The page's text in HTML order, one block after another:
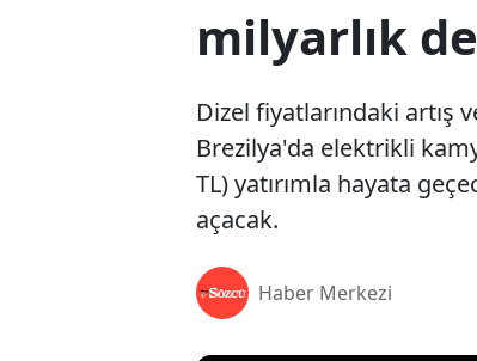
milyarlık
Dizel fiyatlarındaki artış
Brezilya'da elektrikli
TL) yatırımla hayata
açacak.
Haber Merkezi